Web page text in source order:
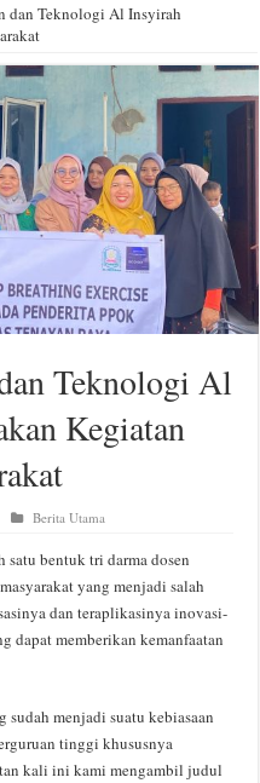
dan Teknologi Al Insyirah
Teknologi Al
Kegiatan
Berita Utama
satu bentuk tri darma dosen
yang menjadi salah
dan teraplikasinya inovasi-
dapat memberikan kemanfaatan
sudah menjadi suatu kebiasaan
tinggi khususnya
kali ini kami mengambil judul